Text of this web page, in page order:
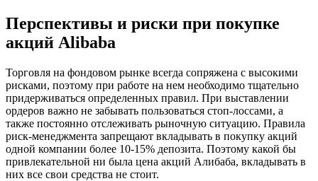
Перспективы и риски при покупке
акций Alibaba
Торговля на фондовом рынке всегда сопряжена с высокими
рисками, поэтому при работе на нем необходимо тщательно
придерживаться определенных правил. При выставлении
ордеров важно не забывать пользоваться стоп-лоссами, а
также постоянно отслеживать рыночную ситуацию. Правила
риск-менеджмента запрещают вкладывать в покупку акций
одной компании более 10-15% депозита. Поэтому какой бы
привлекательной ни была цена акций Алибаба, вкладывать в
них все свои средства не стоит.